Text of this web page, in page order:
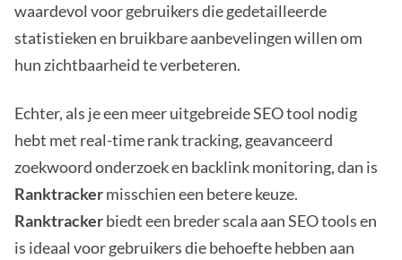
waardevol voor gebruikers die gedetailleerde
statistieken en bruikbare aanbevelingen willen om
hun zichtbaarheid te verbeteren.
Echter, als je een meer uitgebreide SEO tool nodig
hebt met real-time rank tracking, geavanceerd
zoekwoord onderzoek en backlink monitoring, dan is
Ranktrackermisschien een betere keuze.
Ranktrackerbiedt een breder scala aan SEO tools en
is ideaal voor gebruikers die behoefte hebben aan